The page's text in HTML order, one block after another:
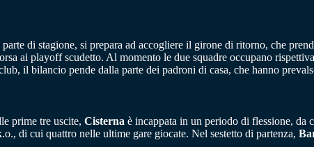
di stagione, si prepara ad accogliere il girone di ritorno, che
ai playoff scudetto. Al momento le due squadre occupano
il bilancio pende dalla parte dei padroni di casa, che hanno
prime tre uscite, Cisterna è incappata in un periodo di flessione, da
di cui quattro nelle ultime gare giocate. Nel sestetto di partenza,